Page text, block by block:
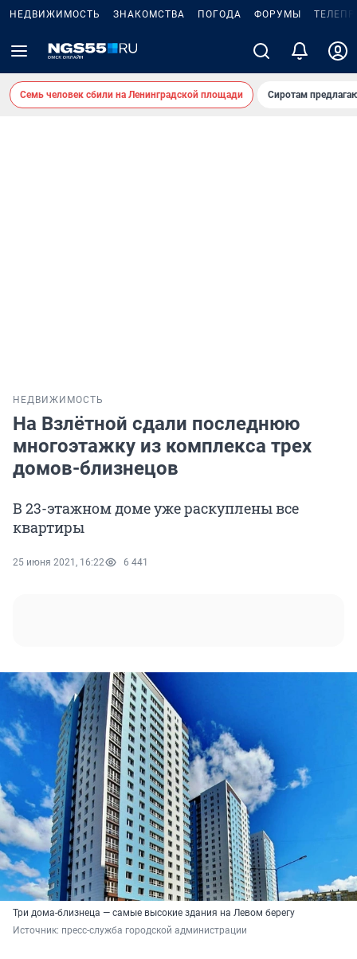
НЕДВИЖИМОСТЬ ЗНАКОМСТВА ПОГОДА ФОРУМЫ
Семь человек сбили на Ленинградской площади Сиротам
НЕДВИЖИМОСТЬ
На Взлётной сдали последнюю
многоэтажку из комплекса трех
домов-близнецов
В 23-этажном доме уже раскуплены все
квартиры
25 июня 2021, 16:22 6 441
Три дома-близнеца — самые высокие здания на Левом берегу
Источник: пресс-служба городской администрации